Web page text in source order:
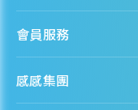
隱私政策
資訊安全政策
聯絡我們
購屋能力試算
熱門區域分析
房產知識庫
會員服務
會員專區
感感集團